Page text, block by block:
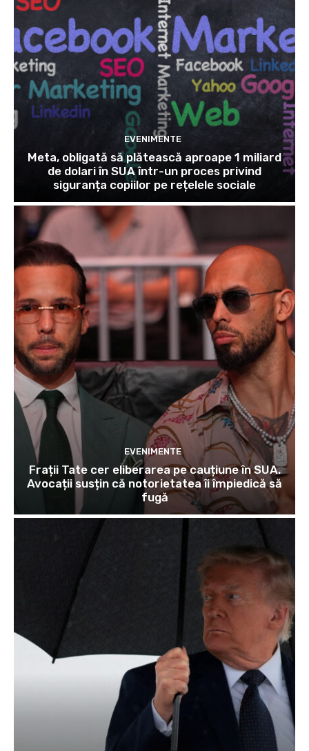
EVENIMENTE
Meta, obligată să plătească aproape 1 miliard
de dolari în SUA într-un proces privind
siguranța copiilor pe rețelele sociale
EVENIMENTE
Frații Tate cer eliberarea pe cauțiune în SUA.
Avocații susțin că notorietatea îi împiedică să
fugă